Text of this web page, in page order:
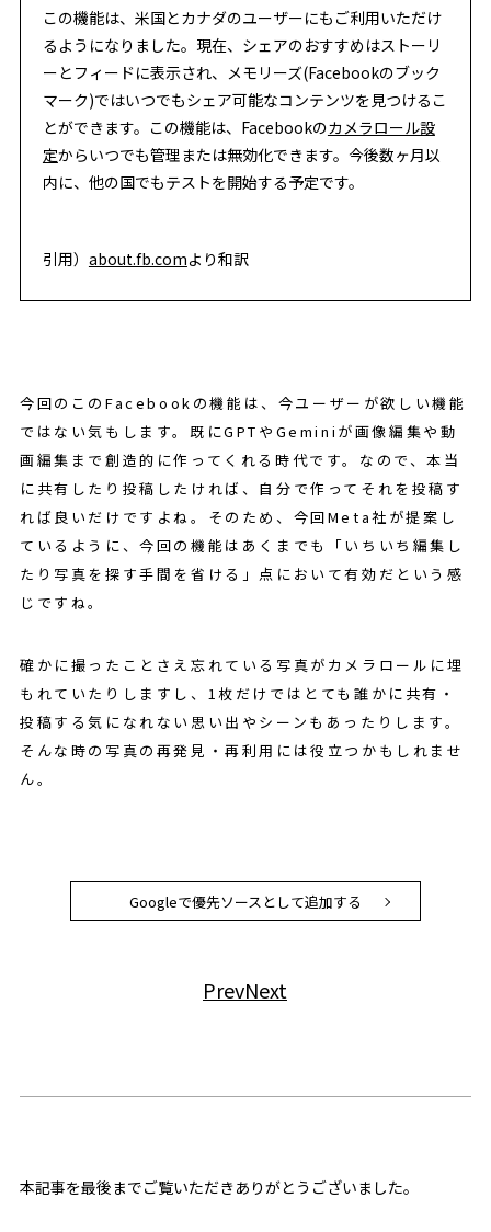
この機能は、米国とカナダのユーザーにもご利用いただけ
るようになりました。現在、シェアのおすすめはストーリ
ーとフィードに表示され、メモリーズ(Facebookのブック
マーク)ではいつでもシェア可能なコンテンツを見つけるこ
とができます。この機能は、Facebookのカメラロール設
定からいつでも管理または無効化できます。今後数ヶ月以
内に、他の国でもテストを開始する予定です。
引用） about.fb.comより和訳
今回のこのFacebookの機能は、今ユーザーが欲しい機能
ではない気もします。既にGPTやGeminiが画像編集や動
画編集まで創造的に作ってくれる時代です。なので、本当
に共有したり投稿したければ、自分で作ってそれを投稿す
れば良いだけですよね。そのため、今回Meta社が提案し
ているように、今回の機能はあくまでも「いちいち編集し
たり写真を探す手間を省ける」点において有効だという感
じですね。
確かに撮ったことさえ忘れている写真がカメラロールに埋
もれていたりしますし、1枚だけではとても誰かに共有・
投稿する気になれない思い出やシーンもあったりします。
そんな時の写真の再発見・再利用には役立つかもしれませ
ん。
Googleで優先ソースとして追加する
PrevNext
本記事を最後までご覧いただきありがとうございました。